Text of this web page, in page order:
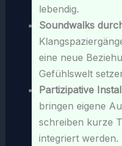
lebendig.
Soundwalks
eine neue
Gefühlswelt
Partizipative
bringen eigene
schreiben kurze
integriert werden.